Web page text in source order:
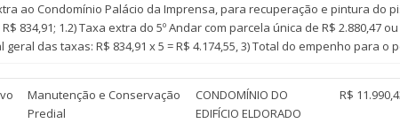
ao Condomínio Palácio da Imprensa, para recuperação e pintura do
R$ 834,91; 1.2) Taxa extra do 5º Andar com parcela única de R$ 2.880,47
das taxas: R$ 834,91 x 5 = R$ 4.174,55, 3) Total do empenho para o
Manutenção e Conservação
Predial
CONDOMÍNIO DO
EDIFÍCIO ELDORADO
R$